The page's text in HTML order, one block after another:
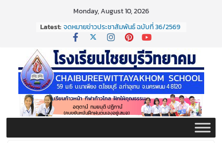
Monday, August 10, 2026
Latest: จดหมายข่าวประชาสัมพันธ์ ฉบับที่ 36/2569
ประจำเดือนมิถุนายน 2569
กิจกรรมวันสุนทรภู่ ประจำปี ๒๕๖๙
จดหมายข่าวประชาสัมพันธ์ ฉบับที่ 38/2569
ประจำเดือนมิถุนายน 2569
จดหมายข่าวประชาสัมพันธ์ ฉบับที่ 37/2569
ประจำเดือนมิถุนายน 2569